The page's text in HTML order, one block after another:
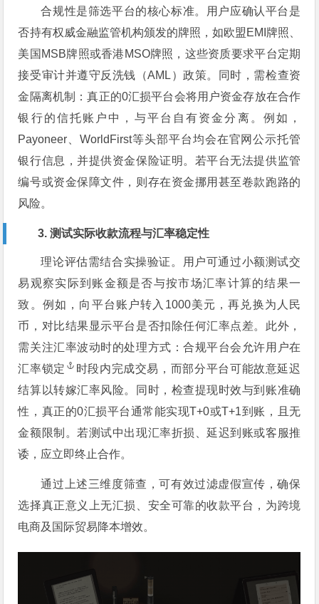
合规性是筛选平台的核心标准。用户应确认平台是
否持有权威金融监管机构颁发的牌照，如欧盟EMI牌照、
美国MSB牌照或香港MSO牌照，这些资质要求平台定期
接受审计并遵守反洗钱（AML）政策。同时，需检查资
金隔离机制：真正的0汇损平台会将用户资金存放在合作
银行的信托账户中，与平台自有资金分离。例如，
Payoneer、WorldFirst等头部平台均会在官网公示托管
银行信息，并提供资金保险证明。若平台无法提供监管
编号或资金保障文件，则存在资金挪用甚至卷款跑路的
风险。
3. 测试实际收款流程与汇率稳定性
理论评估需结合实操验证。用户可通过小额测试交
易观察实际到账金额是否与按市场汇率计算的结果一
致。例如，向平台账户转入1000美元，再兑换为人民
币，对比结果显示平台是否扣除任何汇率点差。此外，
需关注汇率波动时的处理方式：合规平台会允许用户在
汇率锁定
时段内完成交易，而部分平台可能故意延迟
结算以转嫁汇率风险。同时，检查提现时效与到账准确
性，真正的0汇损平台通常能实现T+0或T+1到账，且无
金额限制。若测试中出现汇率折损、延迟到账或客服推
诿，应立即终止合作。
通过上述三维度筛查，可有效过滤虚假宣传，确保
选择真正意义上无汇损、安全可靠的收款平台，为跨境
电商及国际贸易降本增效。